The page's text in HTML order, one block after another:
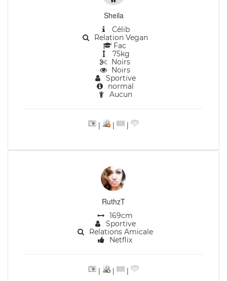
Sheila
Célib
Relation Vegan
Fac
75kg
Noirs
Noirs
Sportive
normal
Aucun
| | |
RuthzT
169cm
Sportive
Relations Amicale
Netflix
| | |